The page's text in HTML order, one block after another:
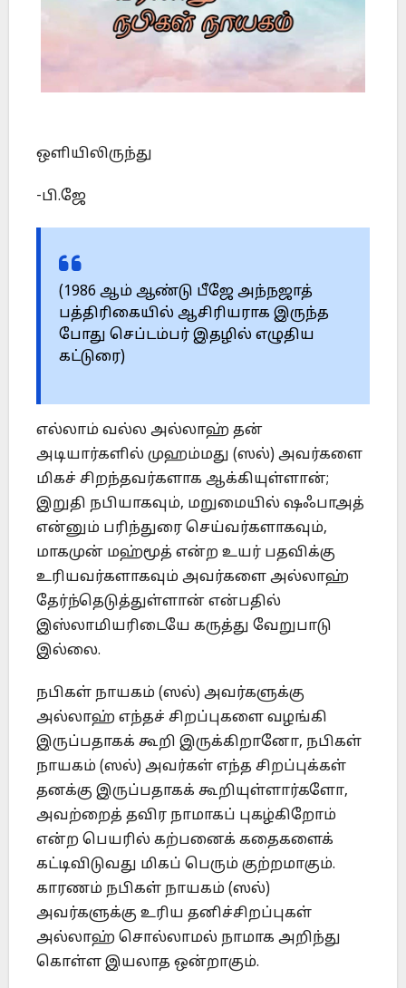
ஒளியிலிருந்து
-பி.ஜே
(1986 ஆம் ஆண்டு பீஜே அந்நஜாத்
பத்திரிகையில் ஆசிரியராக இருந்த
போது செப்டம்பர் இதழில் எழுதிய
கட்டுரை)
எல்லாம் வல்ல அல்லாஹ் தன்
அடியார்களில் முஹம்மது (ஸல்) அவர்களை
மிகச் சிறந்தவர்களாக ஆக்கியுள்ளான்;
இறுதி நபியாகவும், மறுமையில் ஷஃபாஅத்
என்னும் பரிந்துரை செய்வர்களாகவும்,
மாகமுன் மஹ்மூத் என்ற உயர் பதவிக்கு
உரியவர்களாகவும் அவர்களை அல்லாஹ்
தேர்ந்தெடுத்துள்ளான் என்பதில்
இஸ்லாமியரிடையே கருத்து வேறுபாடு
இல்லை.
நபிகள் நாயகம் (ஸல்) அவர்களுக்கு
அல்லாஹ் எந்தச் சிறப்புகளை வழங்கி
இருப்பதாகக் கூறி இருக்கிறானோ, நபிகள்
நாயகம் (ஸல்) அவர்கள் எந்த சிறப்புக்கள்
தனக்கு இருப்பதாகக் கூறியுள்ளார்களோ,
அவற்றைத் தவிர நாமாகப் புகழ்கிறோம்
என்ற பெயரில் கற்பனைக் கதைகளைக்
கட்டிவிடுவது மிகப் பெரும் குற்றமாகும்.
காரணம் நபிகள் நாயகம் (ஸல்)
அவர்களுக்கு உரிய தனிச்சிறப்புகள்
அல்லாஹ் சொல்லாமல் நாமாக அறிந்து
கொள்ள இயலாத ஒன்றாகும்.